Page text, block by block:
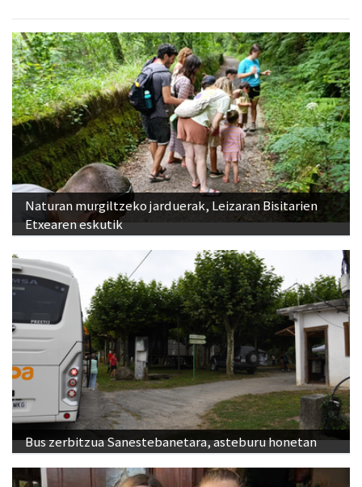
Naturan murgiltzeko jarduerak, Leizaran Bisitarien
Etxearen eskutik
Bus zerbitzua Sanestebanetara, asteburu honetan